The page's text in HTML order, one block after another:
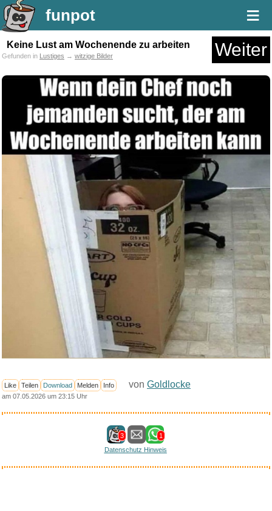
funpot ≡
Keine Lust am Wochenende zu arbeiten Weiter
Gefunden in Lustiges → witzige Bilder
Like Teilen Download Melden Info von Goldlocke
am 07.05.2026 um 23:15 Uhr
3
1
Datenschutz Hinweis